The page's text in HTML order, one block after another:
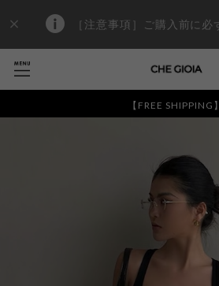
［注意事項］ご購入前に
【FREE SHIPPING